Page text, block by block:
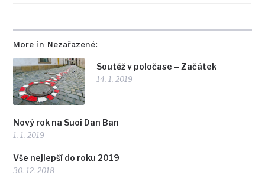
More in Nezařazené:
Soutěž v poločase – Začátek
14. 1. 2019
Nový rok na Suoi Dan Ban
1. 1. 2019
Vše nejlepší do roku 2019
30. 12. 2018